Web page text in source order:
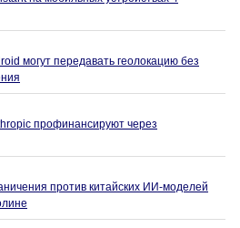
могут передавать геолокацию без
профинансируют через
против китайских ИИ-моделей